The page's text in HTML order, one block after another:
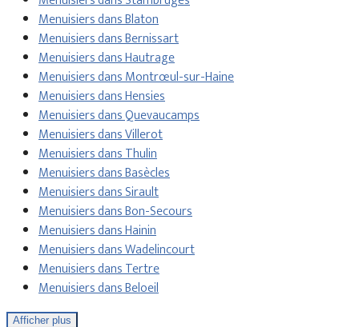
Menuisiers dans Blaton
Menuisiers dans Bernissart
Menuisiers dans Hautrage
Menuisiers dans Montrœul-sur-Haine
Menuisiers dans Hensies
Menuisiers dans Quevaucamps
Menuisiers dans Villerot
Menuisiers dans Thulin
Menuisiers dans Basècles
Menuisiers dans Sirault
Menuisiers dans Bon-Secours
Menuisiers dans Hainin
Menuisiers dans Wadelincourt
Menuisiers dans Tertre
Menuisiers dans Beloeil
Afficher plus